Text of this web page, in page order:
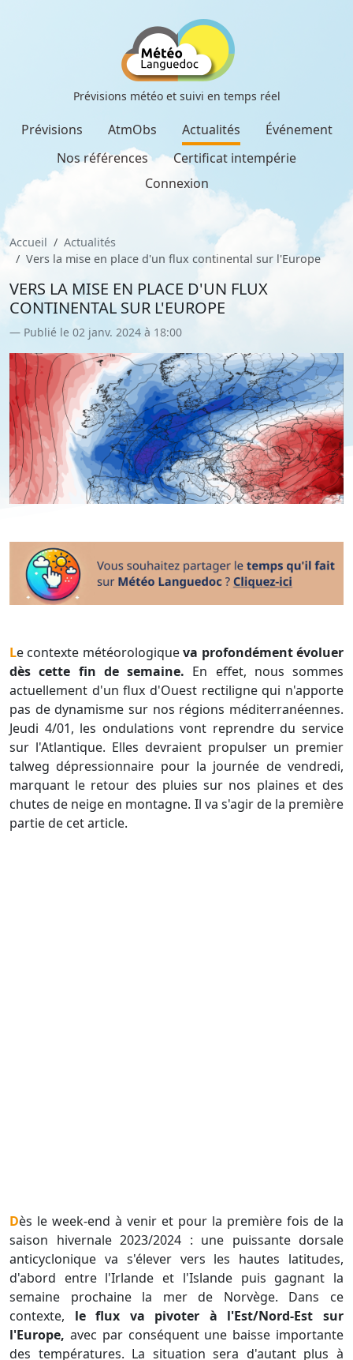
Prévisions météo et suivi en temps réel
Prévisions AtmObs Actualités
Événement
Nos références
Certificat intempérie
Connexion
Accueil
Actualités
Vers la mise en place d'un flux continental sur l'Europe
VERS LA MISE EN PLACE D'UN FLUX
CONTINENTAL SUR L'EUROPE
Publié le 02 janv. 2024 à 18:00
Le contexte météorologiqueva profondément évoluer
dès cette fin de semaine. En effet, nous sommes
actuellement d'un flux d'Ouest rectiligne qui n'apporte
pas de dynamisme sur nos régions méditerranéennes.
Jeudi 4/01, les ondulations vont reprendre du service
sur l'Atlantique. Elles devraient propulser un premier
talweg dépressionnaire pour la journée de vendredi,
marquant le retour des pluies sur nos plaines et des
chutes de neige en montagne. Il va s'agir de la première
partie de cet article.
Dès le week-end à venir et pour la première fois de la
saison hivernale 2023/2024 : une puissante dorsale
anticyclonique va s'élever vers les hautes latitudes,
d'abord entre l'Irlande et l'Islande puis gagnant la
semaine prochaine la mer de Norvège. Dans ce
contexte, le flux va pivoter à l'Est/Nord-Est sur
l'Europe, avec par conséquent une baisse importante
des températures. La situation sera d'autant plus à